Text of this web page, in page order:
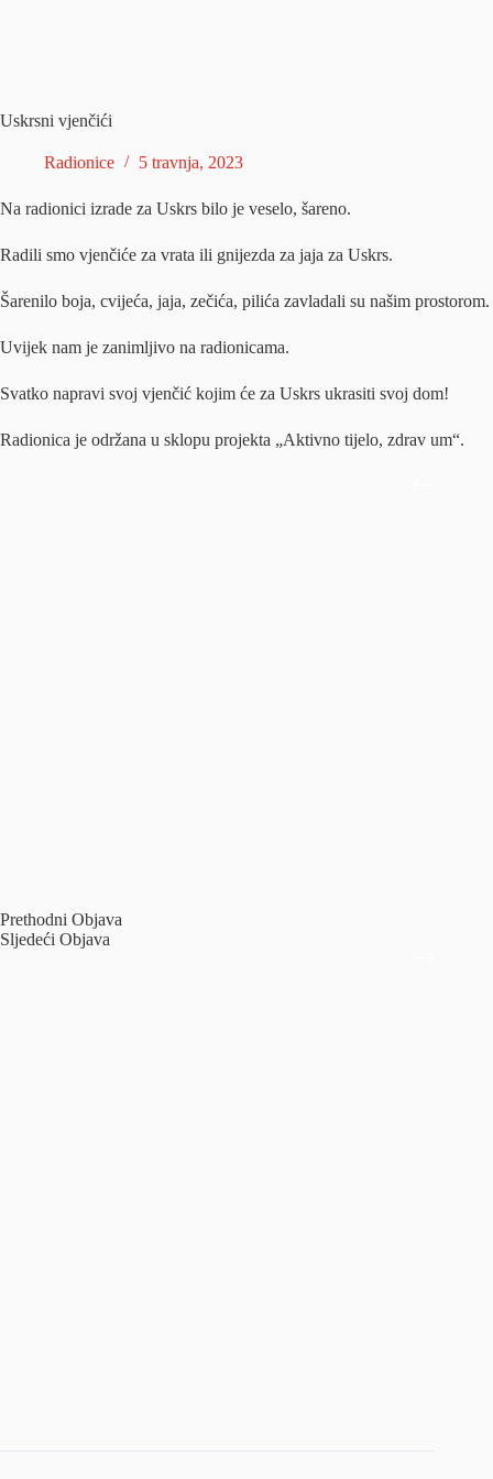
Uskrsni vjenčići
Radionice 5 travnja, 2023
Na radionici izrade za Uskrs bilo je veselo, šareno.
Radili smo vjenčiće za vrata ili gnijezda za jaja za Uskrs.
Šarenilo boja, cvijeća, jaja, zečića, pilića zavladali su našim prostorom.
Uvijek nam je zanimljivo na radionicama.
Svatko napravi svoj vjenčić kojim će za Uskrs ukrasiti svoj dom!
Radionica je održana u sklopu projekta „Aktivno tijelo, zdrav um“.
Prethodni Objava
Sljedeći Objava